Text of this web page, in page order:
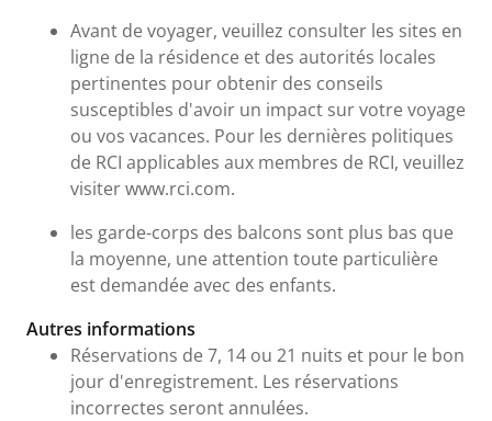
Avant de voyager, veuillez consulter les sites en
ligne de la résidence et des autorités locales
pertinentes pour obtenir des conseils
susceptibles d'avoir un impact sur votre voyage
ou vos vacances. Pour les dernières politiques
de RCI applicables aux membres de RCI, veuillez
visiter www.rci.com.
les garde-corps des balcons sont plus bas que
la moyenne, une attention toute particulière
est demandée avec des enfants.
Autres informations
Réservations de 7, 14 ou 21 nuits et pour le bon
jour d'enregistrement. Les réservations
incorrectes seront annulées.